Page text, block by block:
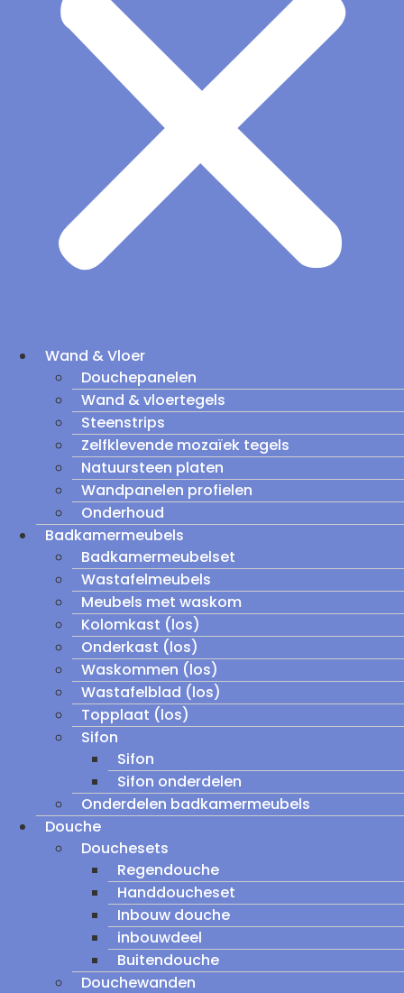
Wand & Vloer
Douchepanelen
Wand & vloertegels
Steenstrips
Zelfklevende mozaïek tegels
Natuursteen platen
Wandpanelen profielen
Onderhoud
Badkamermeubels
Badkamermeubelset
Wastafelmeubels
Meubels met waskom
Kolomkast (los)
Onderkast (los)
Waskommen (los)
Wastafelblad (los)
Topplaat (los)
Sifon
Sifon
Sifon onderdelen
Onderdelen badkamermeubels
Douche
Douchesets
Regendouche
Handdoucheset
Inbouw douche
inbouwdeel
Buitendouche
Douchewanden